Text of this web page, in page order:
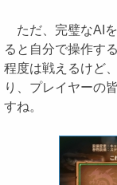
ただ、完璧なAI
ると自分で操作す
程度は戦えるけど
り、プレイヤーの
すね。